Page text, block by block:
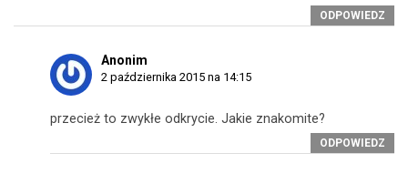
ODPOWIEDZ
Anonim
2 października 2015 na 14:15
przecież to zwykłe odkrycie. Jakie znakomite?
ODPOWIEDZ